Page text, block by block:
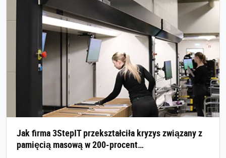
Jak firma 3StepIT przekształciła kryzys związany z
pamięcią masową w 200-procent…